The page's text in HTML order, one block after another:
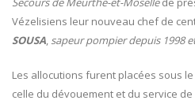
Vézelisiens leur nouveau chef de
SOUSA, sapeur pompier depuis 1998
Les allocutions furent placées sous
celle du dévouement et du service